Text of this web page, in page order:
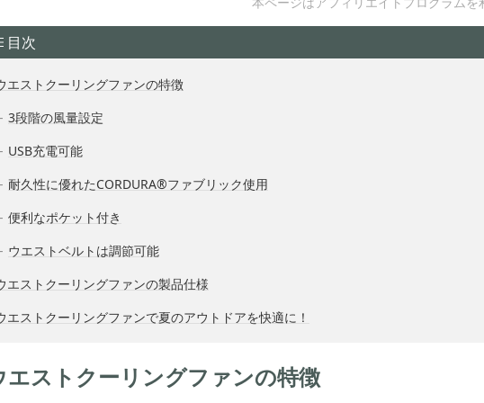
目次
エストクーリングファンの特徴
3段階の風量設定
USB充電可能
耐久性に優れたCORDURA®ファブリック使用
便利なポケット付き
ウエストベルトは調節可能
エストクーリングファンの製品仕様
エストクーリングファンで夏のアウトドアを快適に！
エストクーリングファンの特徴